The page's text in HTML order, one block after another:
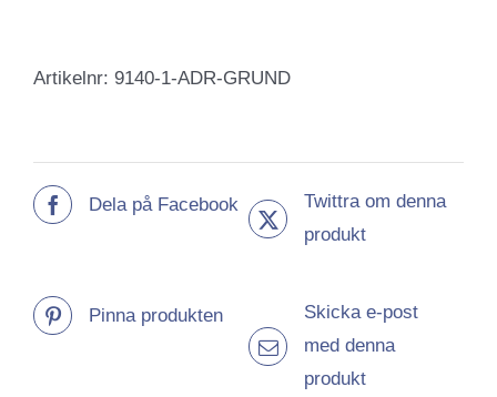
Artikelnr: 9140-1-ADR-GRUND
Dela på Facebook
Twittra om denna
produkt
Pinna produkten
Skicka e-post
med denna
produkt